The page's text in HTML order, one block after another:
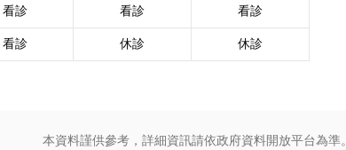
看診 看診
看診
看診 休診 休診
本資料謹供參考，詳細資訊請依政府資料開放平台為準。